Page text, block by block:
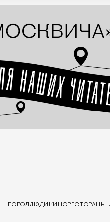
ГОРОДЛЮДИ КИНОРЕСТОРАНЫ